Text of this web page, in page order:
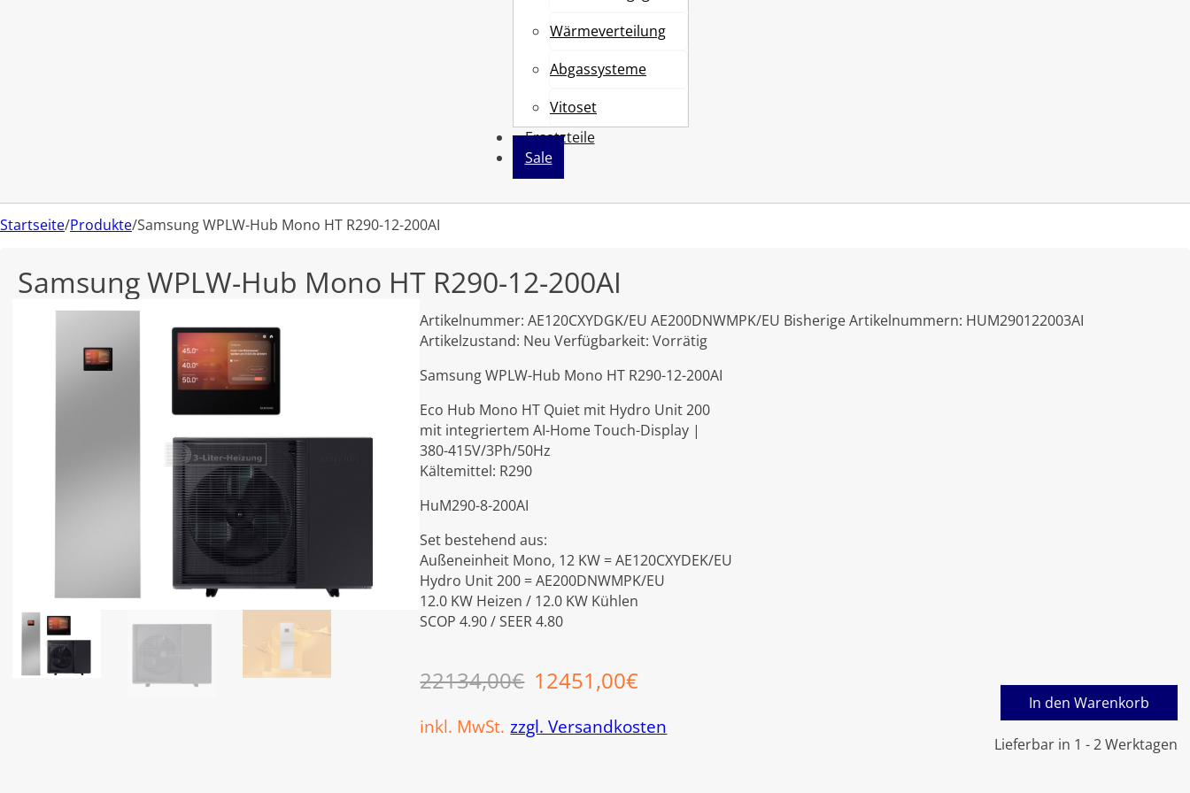
Wärmeverteilung
Abgassysteme
Vitoset
Ersatzteile
Sale
Startseite/Produkte/Samsung WPLW-Hub Mono HT R290-12-200AI
Samsung WPLW-Hub Mono HT R290-12-200AI
Artikelnummer:AE120CXYDGK/EU AE200DNWMPK/EU Bisherige Artikelnummern: HUM290122003AI
Artikelzustand: Neu Verfügbarkeit:Vorrätig
Samsung WPLW-Hub Mono HT R290-12-200AI
Eco Hub Mono HT Quiet mit Hydro Unit 200
mit integriertem AI-Home Touch-Display |
380-415V/3Ph/50Hz
Kältemittel: R290
HuM290-8-200AI
Set bestehend aus:
Außeneinheit Mono, 12 KW = AE120CXYDEK/EU
Hydro Unit 200 = AE200DNWMPK/EU
12.0 KW Heizen / 12.0 KW Kühlen
SCOP 4.90 / SEER 4.80
22134,00€ Ursprünglicher Preis war: 22134,00€
12451,00€Aktueller Preis ist: 12451,00€.
inkl. MwSt. zzgl. Versandkosten
Lieferbar in 1 - 2 Werktagen
Samsung WPLW-Hub Mono
In den Warenkorb